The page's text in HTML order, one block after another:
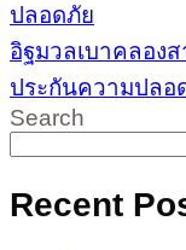
ปลอดภัย
อิฐมวลเบาคลอง
ประกันความปลอ
Search
Recent